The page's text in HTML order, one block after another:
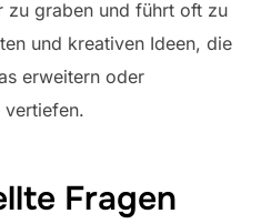
zu graben und führt oft zu
und kreativen Ideen, die
erweitern oder
vertiefen.
Fragen